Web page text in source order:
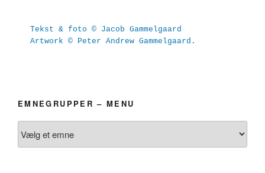
Tekst & foto © Jacob Gammelgaard
Artwork © Peter Andrew Gammelgaard.
EMNEGRUPPER – MENU